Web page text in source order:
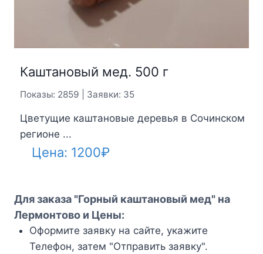
Каштановый мед. 500 г
Показы: 2859 | Заявки: 35
Цветущие каштановые деревья в Сочинском
регионе ...
Цена: 1200₽
Для заказа "Горный каштановый мед" на
Лермонтово и Цены:
Оформите заявку на сайте, укажите
Телефон, затем "Отправить заявку".